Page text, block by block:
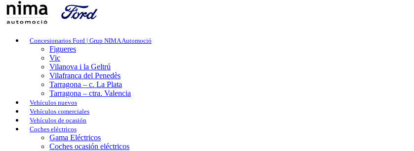
Concesionarios Ford | Grup NIMA Automoció
Figueres
Vic
Vilanova i la Geltrú
Vilafranca del Penedès
Tarragona – c. La Plata
Tarragona – ctra. Valencia
Vehículos nuevos
Vehículos comerciales
Vehículos de ocasión
Coches eléctricos
Gama Eléctricos
Coches ocasión eléctricos